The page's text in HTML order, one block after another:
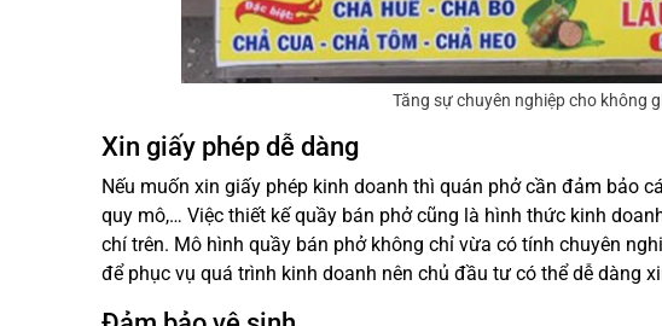
Tăng sự chuyên nghiệp cho không
Xin giấy phép dễ dàng
Nếu muốn xin giấy phép kinh doanh thì quán phở cần đảm bảo
quy mô,… Việc thiết kế quầy bán phở cũng là hình thức kinh
chí trên. Mô hình quầy bán phở không chỉ vừa có tính chuyên
để phục vụ quá trình kinh doanh nên chủ đầu tư có thể dễ dàng